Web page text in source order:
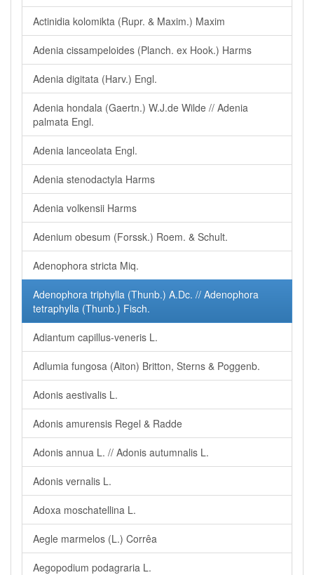
Actinidia kolomikta (Rupr. & Maxim.) Maxim
Adenia cissampeloides (Planch. ex Hook.) Harms
Adenia digitata (Harv.) Engl.
Adenia hondala (Gaertn.) W.J.de Wilde // Adenia
palmata Engl.
Adenia lanceolata Engl.
Adenia stenodactyla Harms
Adenia volkensii Harms
Adenium obesum (Forssk.) Roem. & Schult.
Adenophora stricta Miq.
Adenophora triphylla (Thunb.) A.Dc. // Adenophora
tetraphylla (Thunb.) Fisch.
Adiantum capillus-veneris L.
Adlumia fungosa (Aiton) Britton, Sterns & Poggenb.
Adonis aestivalis L.
Adonis amurensis Regel & Radde
Adonis annua L. // Adonis autumnalis L.
Adonis vernalis L.
Adoxa moschatellina L.
Aegle marmelos (L.) Corrêa
Aegopodium podagraria L.